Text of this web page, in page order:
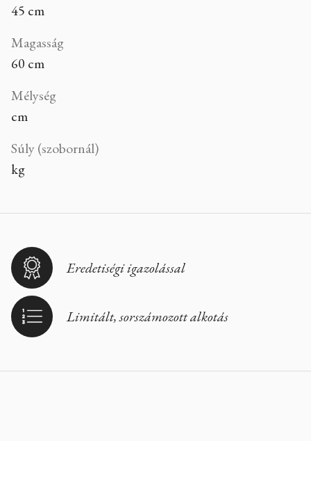
45 cm
Magasság
60 cm
Mélység
cm
Súly (szobornál)
kg
Eredetiségi igazolással
Limitált, sorszámozott alkotás